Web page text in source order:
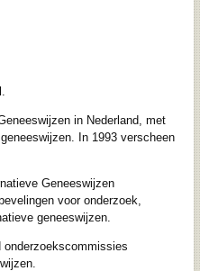
in Nederland, met
In 1993 verscheen
Geneeswijzen
voor onderzoek,
geneeswijzen.
onderzoekscommissies